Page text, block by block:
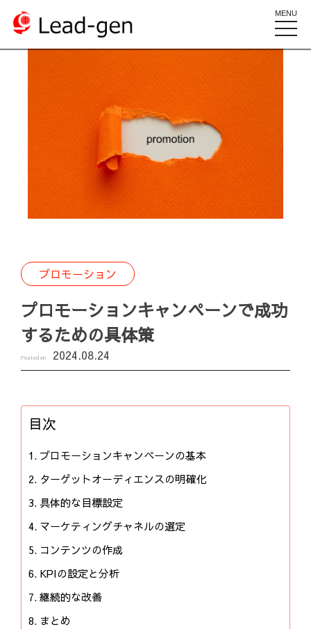
MENU
toggle
プロモーション
プロモーションキャンペーンで成功
するための具体策
Posted on 2024.08.24
目次
プロモーションキャンペーンの基本
ターゲットオーディエンスの明確化
具体的な目標設定
マーケティングチャネルの選定
コンテンツの作成
KPIの設定と分析
継続的な改善
まとめ